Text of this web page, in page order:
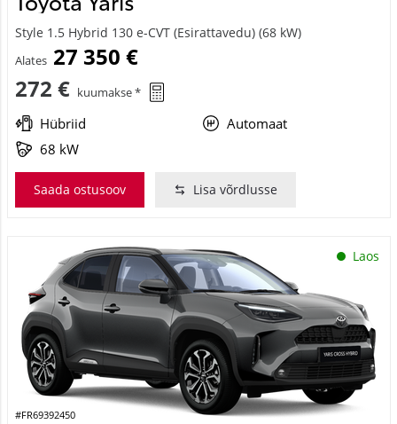
Style 1.5 Hybrid 130 e-CVT (Esirattavedu) (68 kW)
Alates 27 350 €
272 € kuumakse *
Hübriid
Automaat
68 kW
Saada ostusoov Lisa võrdlusse
Laos
#FR69392450